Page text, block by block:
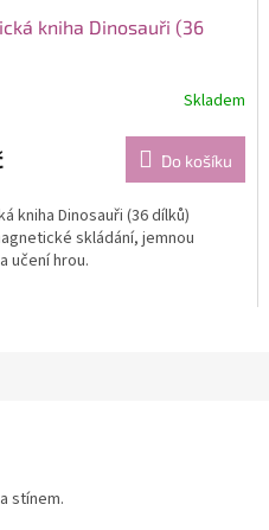
kniha Dinosauři (36
Skladem
Do košíku
kniha Dinosauři (36 dílků)
skládání, jemnou
učení hrou.
stínem.